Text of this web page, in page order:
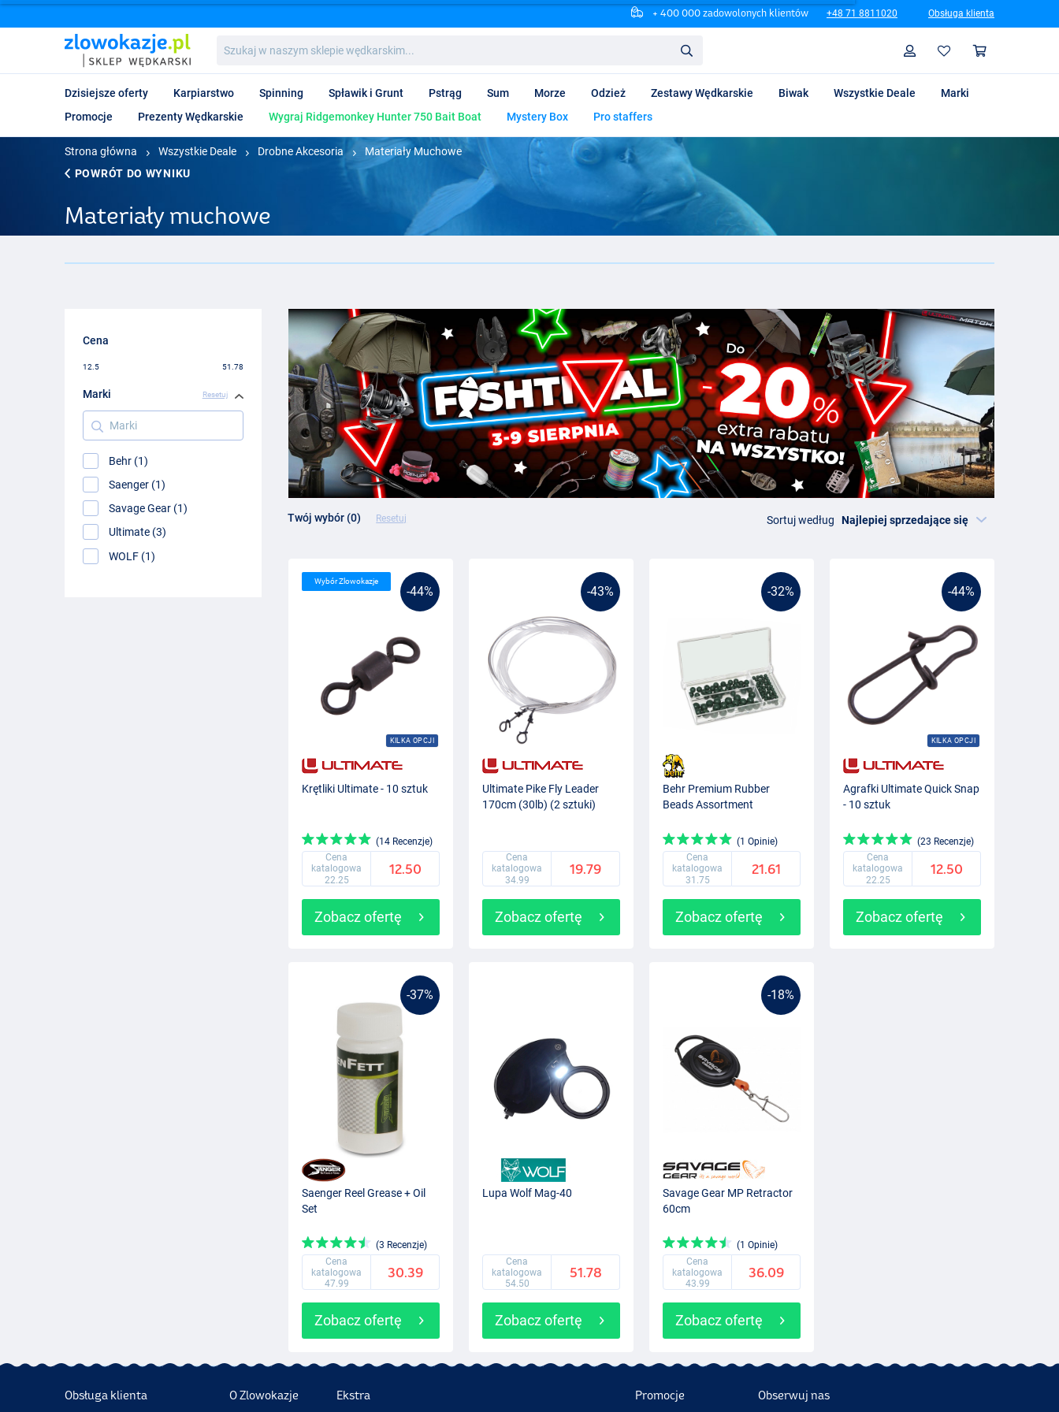
+ 400 000 zadowolonych klientów +48 71 8811020 Obsługa klienta
w
naszym
wędkarskim...
Profil
Dzisiejsze oferty Karpiarstwo Spinning Spławik i Grunt Pstrąg Sum Morze Odzież Zestawy Wędkarskie Biwak Wszystkie Deale
Marki
Promocje
Prezenty Wędkarskie Wygraj Ridgemonkey Hunter 750 Bait Boat Mystery Box Pro staffers
Strona główna Wszystkie Deale Drobne Akcesoria
Materiały Muchowe
POWRÓT DO WYNIKU
Materiały muchowe
Cena
12.5 51.78
Marki Resetuj
Marki
Behr (1)
Saenger (1)
Savage Gear (1)
Ultimate (3)
WOLF (1)
Twój wybór (0) Resetuj Sortuj według
-44%
KILKA OPCJI
Wybór Zlowokazje
Krętliki Ultimate - 10 sztuk
(14 Recenzje)
Cena
katalogowa
22.25
12.50
Zobacz ofertę
-43%
Ultimate Pike Fly Leader
170cm (30lb) (2 sztuki)
Cena
katalogowa
34.99
19.79
Zobacz ofertę
-32%
Behr Premium Rubber
Beads Assortment
(1 Opinie)
Cena
katalogowa
31.75
21.61
Zobacz ofertę
-44%
KILKA OPCJI
Agrafki Ultimate Quick Snap
- 10 sztuk
(23 Recenzje)
Cena
katalogowa
22.25
12.50
Zobacz ofertę
-37%
Saenger Reel Grease + Oil
Set
(3 Recenzje)
Cena
katalogowa
47.99
30.39
Zobacz ofertę
Lupa Wolf Mag-40
Cena
katalogowa
54.50
51.78
Zobacz ofertę
-18%
Savage Gear MP Retractor
60cm
(1 Opinie)
Cena
katalogowa
43.99
36.09
Zobacz ofertę
Obsługa klienta O Zlowokazje Ekstra Promocje Obserwuj nas